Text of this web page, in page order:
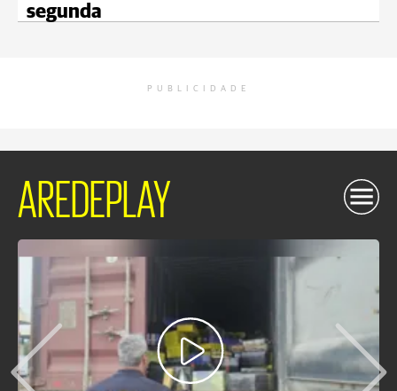
segunda
PUBLICIDADE
AREDEPLAY